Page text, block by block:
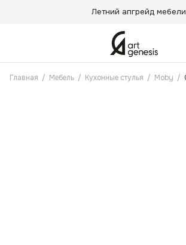
Летний апгрейд мебели
Главная / Мебель / Кухонные стулья / Moby /